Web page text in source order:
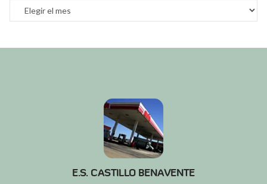
Archivos
E.S. CASTILLO BENAVENTE